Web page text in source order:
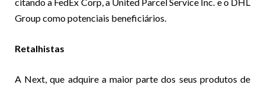
Group como potenciais beneficiários.
Retalhistas
A Next, que adquire a maior parte dos seus produtos de